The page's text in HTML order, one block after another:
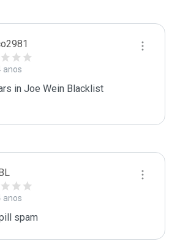
anos
in Joe Wein Blacklist
anos
spam